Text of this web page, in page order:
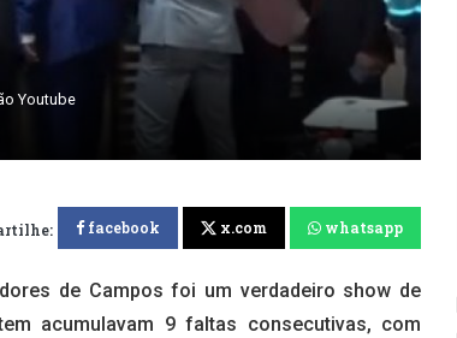
Youtube
facebook x.com whatsapp
de Campos foi um verdadeiro show de
acumulavam 9 faltas consecutivas, com